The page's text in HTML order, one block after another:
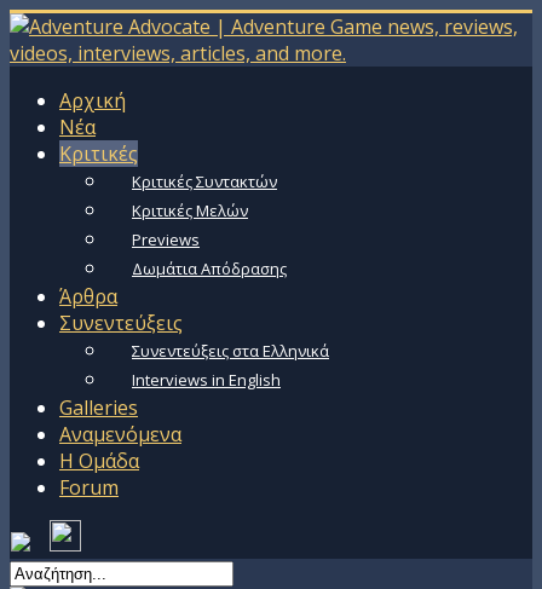
Αρχική
Νέα
Κριτικές
Κριτικές Συντακτών
Κριτικές Μελών
Previews
Δωμάτια Απόδρασης
Άρθρα
Συνεντεύξεις
Συνεντεύξεις στα Ελληνικά
Interviews in English
Galleries
Αναμενόμενα
Η Ομάδα
Forum